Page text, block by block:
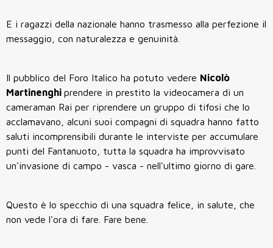
E i ragazzi della nazionale hanno trasmesso alla perfezione il
messaggio, con naturalezza e genuinità.
Il pubblico del Foro Italico ha potuto vedere Nicolò
Martinenghi prendere in prestito la videocamera di un
cameraman Rai per riprendere un gruppo di tifosi che lo
acclamavano, alcuni suoi compagni di squadra hanno fatto
saluti incomprensibili durante le interviste per accumulare
punti del Fantanuoto, tutta la squadra ha improvvisato
un'invasione di campo - vasca - nell'ultimo giorno di gare.
Questo è lo specchio di una squadra felice, in salute, che
non vede l'ora di fare. Fare bene.